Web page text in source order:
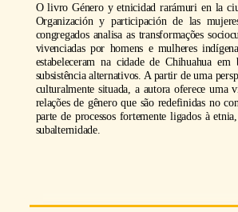
O livro Género y etnicidad rarámuri en la
Organización y participación de las
congregados analisa as transformações
vivenciadas por homens e mulheres
estabeleceram na cidade de Chihuahua em
subsistência alternativos. A partir de uma
culturalmente situada, a autora oferece uma
relações de gênero que são redefinidas no
parte de processos fortemente ligados à
subalternidade.